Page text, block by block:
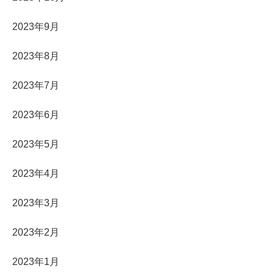
2023年9月
2023年8月
2023年7月
2023年6月
2023年5月
2023年4月
2023年3月
2023年2月
2023年1月